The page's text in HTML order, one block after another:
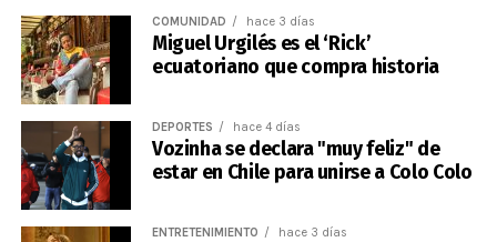
COMUNIDAD hace 3 días
Miguel Urgilés es el ‘Rick’
ecuatoriano que compra historia
DEPORTES hace 4 días
Vozinha se declara "muy feliz" de
estar en Chile para unirse a Colo Colo
ENTRETENIMIENTO hace 3 días